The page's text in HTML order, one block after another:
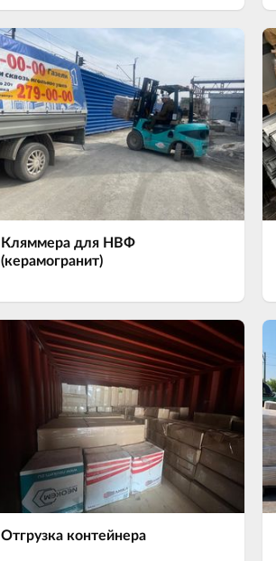
Кляммера для НВФ
(керамогранит)
Отгрузка контейнера